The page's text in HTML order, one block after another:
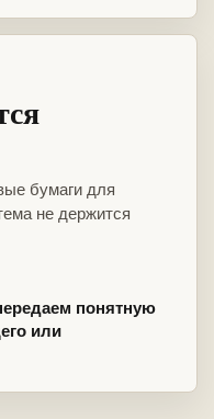
бумаги для
не держится
понятную
или